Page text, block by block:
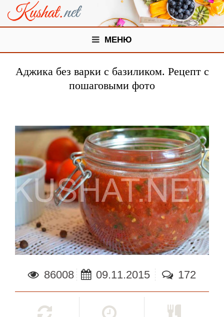
МЕНЮ
Аджика без варки с базиликом. Рецепт с
пошаговыми фото
86008 09.11.2015 172